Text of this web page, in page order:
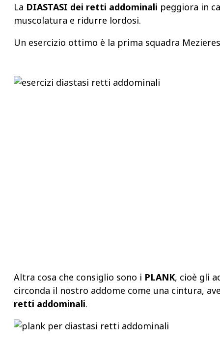
La DIASTASI dei retti addominali peggiora in
muscolatura e ridurre lordosi.
Un esercizio ottimo è la prima squadra
Altra cosa che consiglio sono i PLANK, cioè gli
circonda il nostro addome come una cintura,
retti addominali.